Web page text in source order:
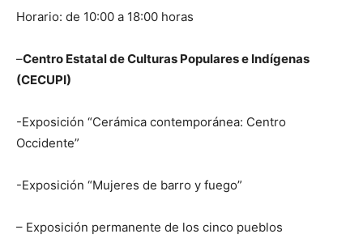
Horario: de 10:00 a 18:00 horas
–Centro Estatal de Culturas Populares e Indígenas
(CECUPI)
-Exposición “Cerámica contemporánea: Centro
Occidente”
-Exposición “Mujeres de barro y fuego”
– Exposición permanente de los cinco pueblos